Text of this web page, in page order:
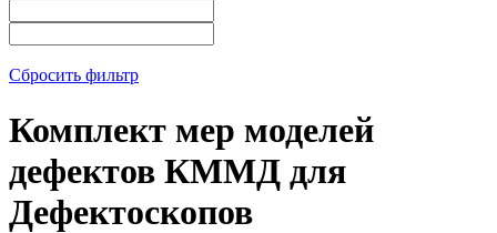
Сбросить фильтр
Комплект мер моделей
дефектов КММД для
Дефектоскопов